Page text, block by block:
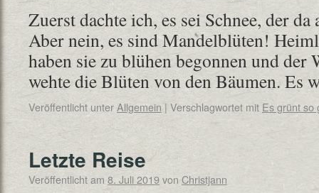
Zuerst dachte ich, es sei Schnee, der
Aber nein, es sind Mandelblüten!
haben sie zu blühen begonnen und der
wehte die Blüten von den Bäumen.
Veröffentlicht unterAllgemein | Verschlagwortet mit Es grünt so
Letzte Reise
Veröffentlicht am 8. Juli 2019von Christjann